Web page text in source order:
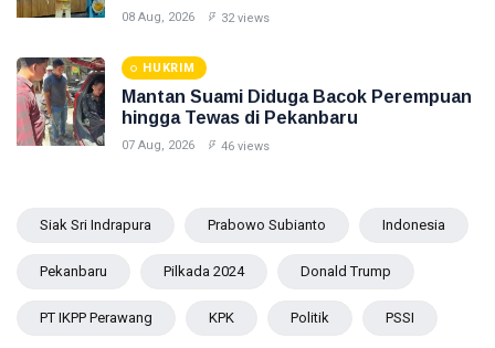
08 Aug, 2026 32 views
HUKRIM
Mantan Suami Diduga Bacok Perempuan
hingga Tewas di Pekanbaru
07 Aug, 2026 46 views
Siak Sri Indrapura Prabowo Subianto Indonesia
Pekanbaru Pilkada 2024 Donald Trump
PT IKPP Perawang KPK Politik PSSI